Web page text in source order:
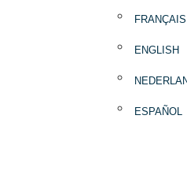
FRANÇAIS
ENGLISH
ESPAÑOL